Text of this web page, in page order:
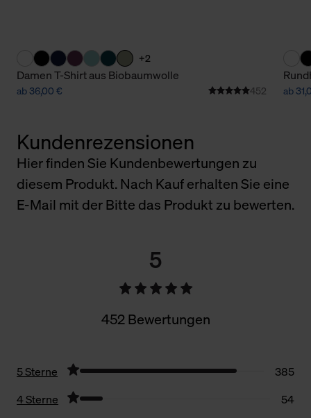
+2
Damen T-Shirt aus Biobaumwolle
ab 36,00 € 452 ab
Kundenrezensionen
Hier finden Sie Kundenbewertungen zu
diesem Produkt. Nach Kauf erhalten Sie eine
E-Mail mit der Bitte das Produkt zu bewerten.
5
452 Bewertungen
5 Sterne
385
4 Sterne
54